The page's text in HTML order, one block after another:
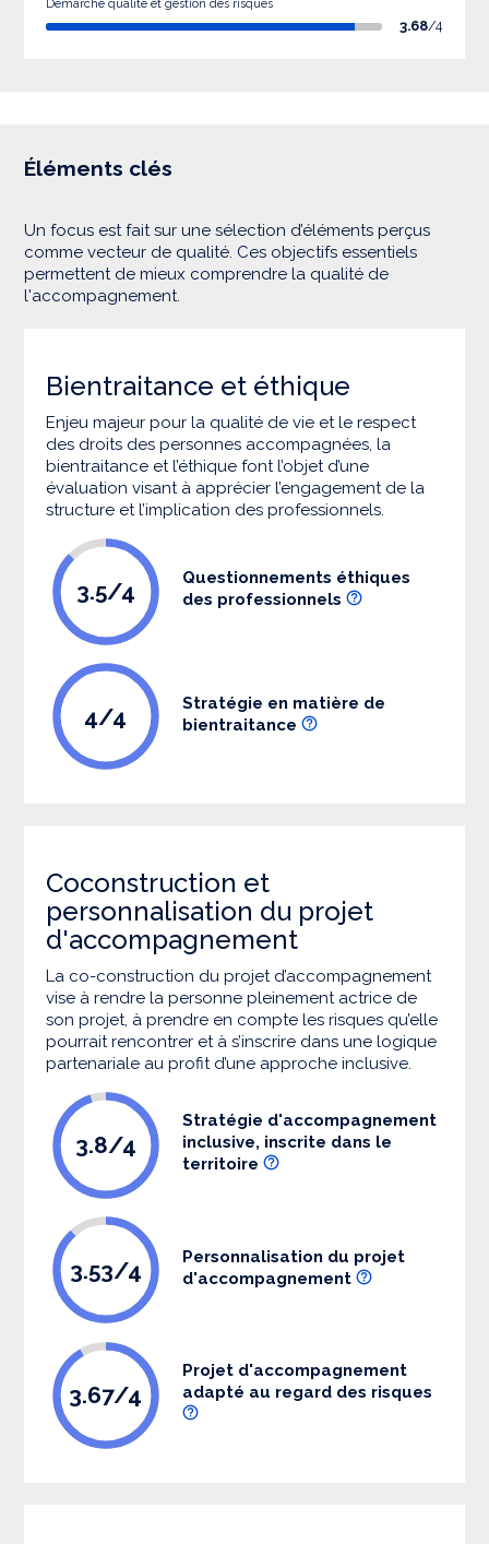
Démarche qualité et gestion des risques
3.68/4
Éléments clés
Un focus est fait sur une sélection d’éléments perçus
comme vecteur de qualité. Ces objectifs essentiels
permettent de mieux comprendre la qualité de
l'accompagnement.
Bientraitance et éthique
Enjeu majeur pour la qualité de vie et le respect
des droits des personnes accompagnées, la
bientraitance et l’éthique font l’objet d’une
évaluation visant à apprécier l’engagement de la
structure et l’implication des professionnels.
3.5/4
Questionnements éthiques
des professionnels
4/4
Stratégie en matière de
bientraitance
Coconstruction et
personnalisation du projet
d'accompagnement
La co-construction du projet d’accompagnement
vise à rendre la personne pleinement actrice de
son projet, à prendre en compte les risques qu’elle
pourrait rencontrer et à s’inscrire dans une logique
partenariale au profit d’une approche inclusive.
3.8/4
Stratégie d'accompagnement
inclusive, inscrite dans le
territoire
3.53/4
Personnalisation du projet
d'accompagnement
3.67/4
Projet d'accompagnement
adapté au regard des risques